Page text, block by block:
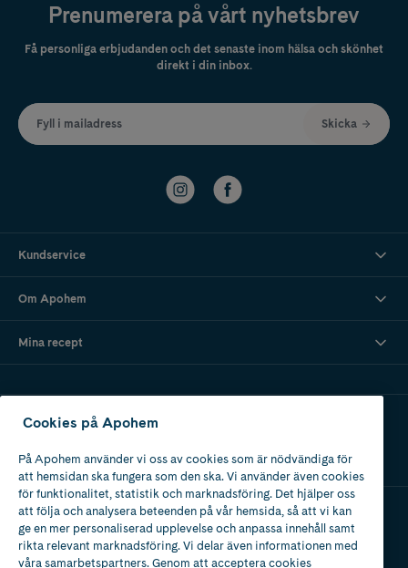
Prenumerera på vårt nyhetsbrev
Få personliga erbjudanden och det senaste inom hälsa och skönhet
direkt i din inbox.
Fyll i mailadress Skicka
Kundservice
Om Apohem
Mina recept
Ladda ner vår app
Apotek med tillstånd
av Läkemedelsverket
Cookies på Apohem
På Apohem använder vi oss av cookies som är nödvändiga för
att hemsidan ska fungera som den ska. Vi använder även cookies
för funktionalitet, statistik och marknadsföring. Det hjälper oss
att följa och analysera beteenden på vår hemsida, så att vi kan
ge en mer personaliserad upplevelse och anpassa innehåll samt
rikta relevant marknadsföring. Vi delar även informationen med
våra samarbetspartners. Genom att acceptera cookies